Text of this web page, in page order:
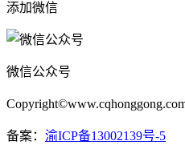
添加微信
微信公众号
备案： 渝ICP备13002139号-5